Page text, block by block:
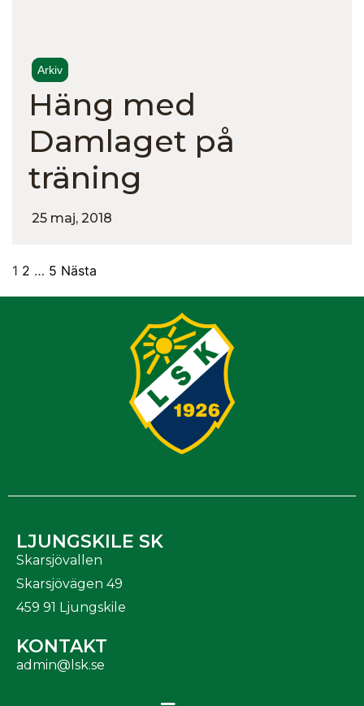
Arkiv
Häng med
Damlaget på
träning
25 maj, 2018
1 2 … 5 Nästa
LJUNGSKILE SK
Skarsjövallen
Skarsjövägen 49
459 91 Ljungskile
KONTAKT
admin@lsk.se